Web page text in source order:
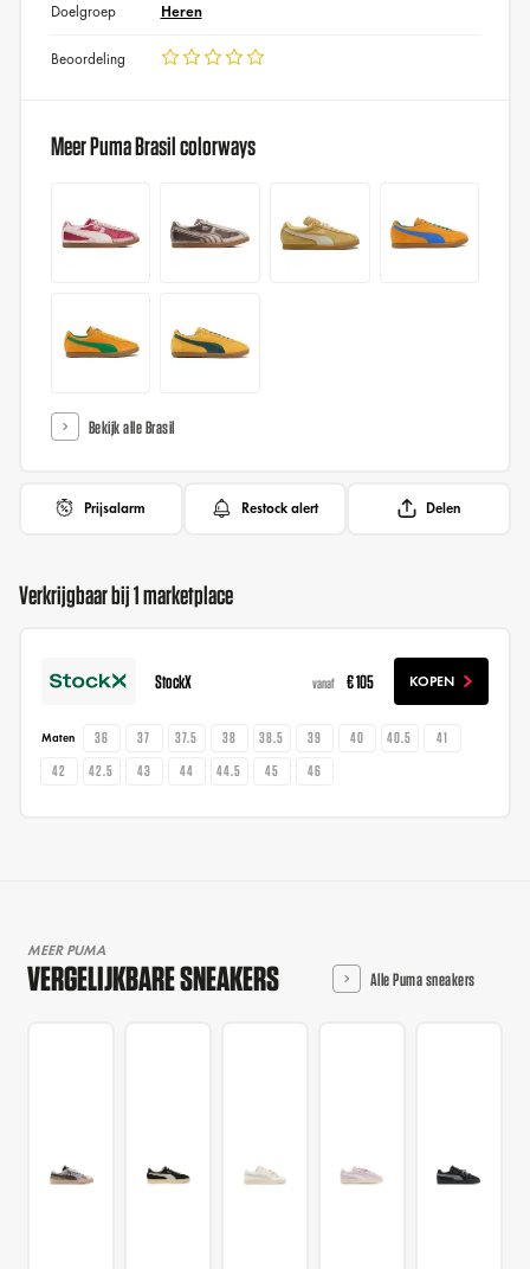
Doelgroep Heren
Beoordeling
Meer Puma Brasil colorways
Bekijk alle Brasil
Prijsalarm Restock alert Delen
Verkrijgbaar bij 1 marketplace
StockX vanaf € 105 KOPEN
Maten 36 37 37.5 38 38.5 39 40 40.5
41
42
42.5 43 44 44.5 45 46
MEER PUMA
VERGELIJKBARE SNEAKERS Alle Puma sneakers